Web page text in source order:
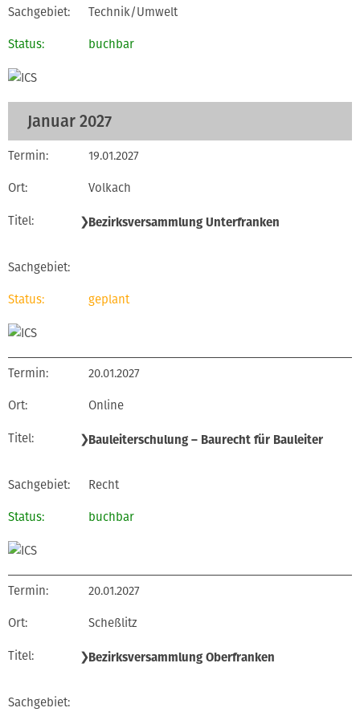
Technik/Umwelt
buchbar
Januar 2027
19.01.2027
Volkach
❯Bezirksversammlung Unterfranken
geplant
20.01.2027
Online
❯Bauleiterschulung – Baurecht für Bauleiter
Recht
buchbar
20.01.2027
Scheßlitz
❯Bezirksversammlung Oberfranken